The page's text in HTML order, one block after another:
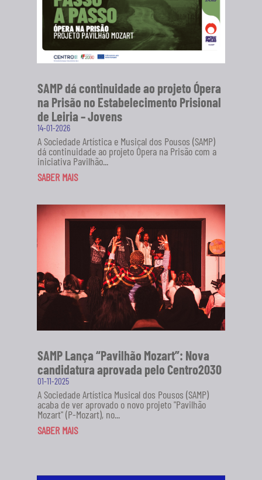
SAMP dá continuidade ao projeto Ópera
na Prisão no Estabelecimento Prisional
de Leiria – Jovens
14-01-2026
A Sociedade Artística e Musical dos Pousos (SAMP)
dá continuidade ao projeto Ópera na Prisão com a
iniciativa Pavilhão...
SABER MAIS
SAMP Lança “Pavilhão Mozart”: Nova
candidatura aprovada pelo Centro2030
01-11-2025
A Sociedade Artística Musical dos Pousos (SAMP)
acaba de ver aprovado o novo projeto "Pavilhão
Mozart" (P-Mozart), no...
SABER MAIS